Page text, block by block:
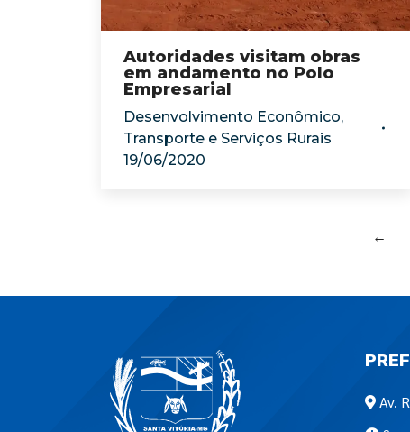
Autoridades visitam obras
em andamento no Polo
Empresarial
Desenvolvimento Econômico,
Transporte e Serviços Rurais
19/06/2020
←
Av.